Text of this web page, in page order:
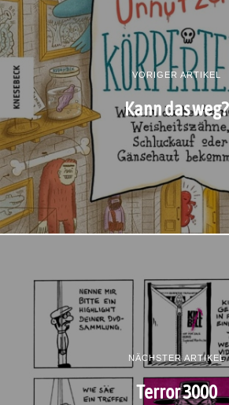
VORIGER ARTIKEL
Kann das weg?
NÄCHSTER ARTIKEL
Terror 3000